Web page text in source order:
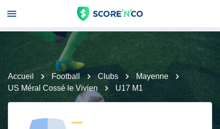
Accueil Football Clubs
Mayenne
US Méral Cossé le Vivien
U17 M1